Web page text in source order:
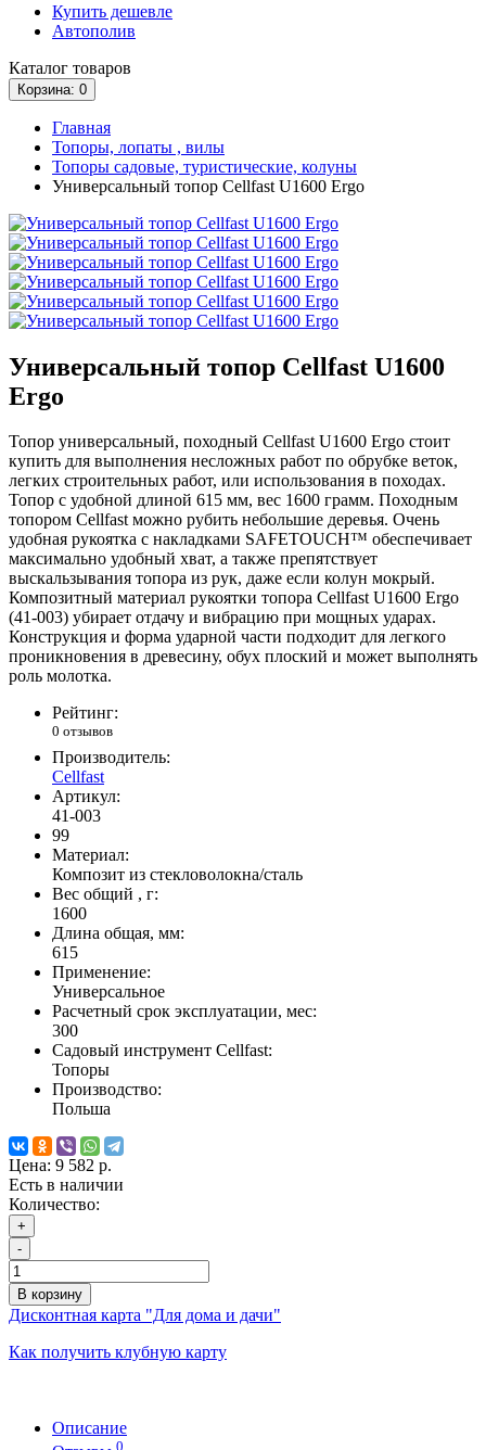
Купить дешевле
Автополив
Каталог товаров
Корзина: 0
Главная
Топоры, лопаты , вилы
Топоры садовые, туристические, колуны
Универсальный топор Cellfast U1600 Ergo
Универсальный топор Cellfast U1600
Ergo
Топор универсальный, походный Cellfast U1600 Ergo стоит
купить для выполнения несложных работ по обрубке веток,
легких строительных работ, или использования в походах.
Топор с удобной длиной 615 мм, вес 1600 грамм. Походным
топором Cellfast можно рубить небольшие деревья. Очень
удобная рукоятка с накладками SAFETOUCH™ обеспечивает
максимально удобный хват, а также препятствует
выскальзывания топора из рук, даже если колун мокрый.
Композитный материал рукоятки топора Cellfast U1600 Ergo
(41-003) убирает отдачу и вибрацию при мощных ударах.
Конструкция и форма ударной части подходит для легкого
проникновения в древесину, обух плоский и может выполнять
роль молотка.
Рейтинг:
0 отзывов
Производитель:
Cellfast
Артикул:
41-003
99
Материал:
Композит из стекловолокна/сталь
Вес общий , г:
1600
Длина общая, мм:
615
Применение:
Универсальное
Расчетный срок эксплуатации, мес:
300
Садовый инструмент Cellfast:
Топоры
Производство:
Польша
Цена: 9 582 р.
Есть в наличии
Количество:
+
-
В корзину
Дисконтная карта "Для дома и дачи"
Как получить клубную карту
Описание
0